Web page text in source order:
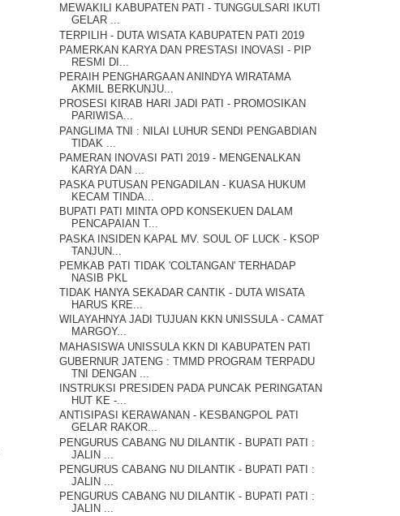
MEWAKILI KABUPATEN PATI - TUNGGULSARI IKUTI
GELAR ...
TERPILIH - DUTA WISATA KABUPATEN PATI 2019
PAMERKAN KARYA DAN PRESTASI INOVASI - PIP
RESMI DI...
PERAIH PENGHARGAAN ANINDYA WIRATAMA
AKMIL BERKUNJU...
PROSESI KIRAB HARI JADI PATI - PROMOSIKAN
PARIWISA...
PANGLIMA TNI : NILAI LUHUR SENDI PENGABDIAN
TIDAK ...
PAMERAN INOVASI PATI 2019 - MENGENALKAN
KARYA DAN ...
PASKA PUTUSAN PENGADILAN - KUASA HUKUM
KECAM TINDA...
BUPATI PATI MINTA OPD KONSEKUEN DALAM
PENCAPAIAN T...
PASKA INSIDEN KAPAL MV. SOUL OF LUCK - KSOP
TANJUN...
PEMKAB PATI TIDAK 'COLTANGAN' TERHADAP
NASIB PKL
TIDAK HANYA SEKADAR CANTIK - DUTA WISATA
HARUS KRE...
WILAYAHNYA JADI TUJUAN KKN UNISSULA - CAMAT
MARGOY...
MAHASISWA UNISSULA KKN DI KABUPATEN PATI
GUBERNUR JATENG : TMMD PROGRAM TERPADU
TNI DENGAN ...
INSTRUKSI PRESIDEN PADA PUNCAK PERINGATAN
HUT KE -...
ANTISIPASI KERAWANAN - KESBANGPOL PATI
GELAR RAKOR...
PENGURUS CABANG NU DILANTIK - BUPATI PATI :
JALIN ...
PENGURUS CABANG NU DILANTIK - BUPATI PATI :
JALIN ...
PENGURUS CABANG NU DILANTIK - BUPATI PATI :
JALIN ...